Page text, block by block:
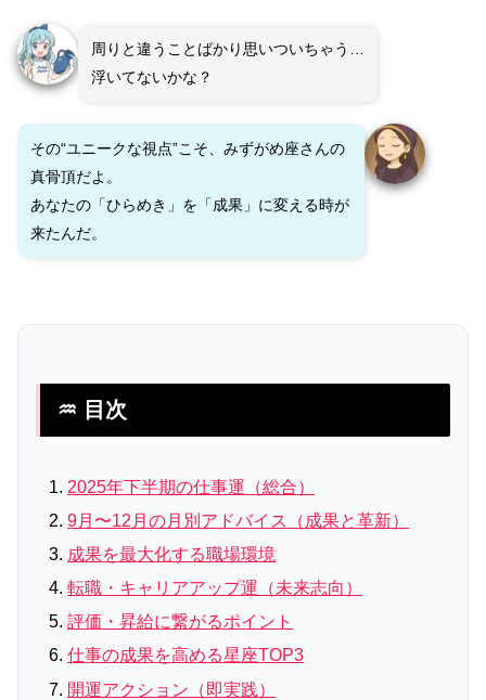
周りと違うことばかり思いついちゃう…
浮いてないかな？
その“ユニークな視点”こそ、みずがめ座さんの
真骨頂だよ。
あなたの「ひらめき」を「成果」に変える時が
来たんだ。
♒ 目次
2025年下半期の仕事運（総合）
9月〜12月の月別アドバイス（成果と革新）
成果を最大化する職場環境
転職・キャリアアップ運（未来志向）
評価・昇給に繋がるポイント
仕事の成果を高める星座TOP3
開運アクション（即実践）